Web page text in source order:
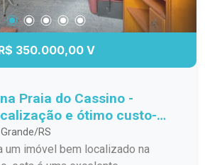
Essa pode ser a oportunidade
para conquistar seu imóvel na
350.000,00 V
Praia do Cassino -
e ótimo custo-
RS
um imóvel bem localizado na